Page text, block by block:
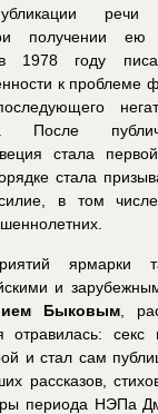
речи
получении
году
к проблеме
После
стала
стала
в том
ярмарки
и
Быковым ,
отравилась:
и стал сам
рассказов,
периода НЭПа